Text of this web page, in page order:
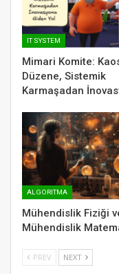
IT SYSTEM
Mimari Komite:
Düzene, Sistemik
Karmaşadan
ALGORITMA
Mühendislik Fiziği
Mühendislik
PREV NEXT